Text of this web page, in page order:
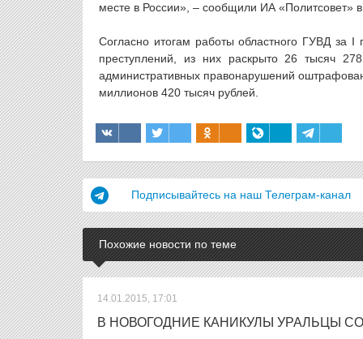
месте в России», – сообщили ИА «Политсовет»
Согласно итогам работы областного ГУВД за I
преступлений, из них раскрыто 26 тысяч
административных правонарушений
миллионов 420 тысяч рублей.
Подписывайтесь на наш Телеграм-канал
Похожие новости по теме
14.01.2015, 17:01
В НОВОГОДНИЕ КАНИКУЛЫ УРАЛЬЦЫ